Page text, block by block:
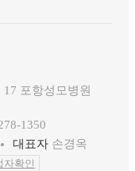
포항성모병원
1350
대표자 손경옥
자확인